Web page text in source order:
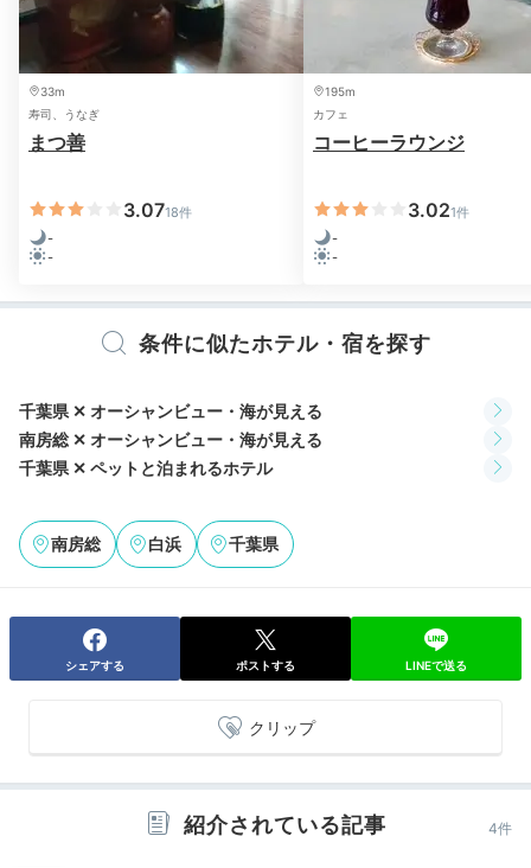
BBQディナー
ットやしゃぶしゃぶセットをお部屋に届けてもらうこと
ができるほか、 イタリアンや和食のケータリング、自炊
も可能
。気兼ねすることなく家族のペースで食事を楽し
めます。
地元のブランド豚「里見和豚」のしゃぶしゃぶをいただ
きました。部屋の中にカセットコンロやお鍋などがある
+4
33m
寿司、うなぎ
まつ善
3.0718件
-
-
195m
カフェ
コーヒーラウンジ
3.021件
-
-
条件に似たホテル・宿を探す
千葉県 ✕ オーシャンビュー・海が見える
南房総 ✕ オーシャンビュー・海が見える
千葉県 ✕ ペットと泊まれるホテル
南房総 白浜 千葉県
シェアする ポストする LINEで送る
クリップ
紹介されている記事 4件